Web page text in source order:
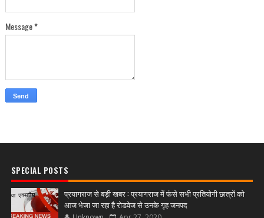
Message*
SPECIAL POSTS
प्रयागराज से बड़ी खबर : प्रयागराज में फंसे सभी प्रतियोगी छात्रों को
आज भेजा जा रहा है रोडवेज से उनके गृह जनपद